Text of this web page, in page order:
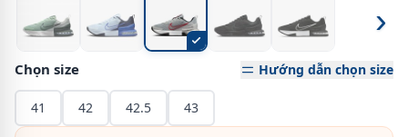
›
Chọn size Hướng dẫn chọn size
41 42 42.5 43